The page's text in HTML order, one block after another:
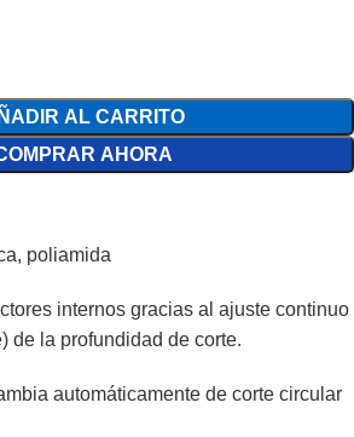
AL CARRITO
AHORA
poliamida
internos gracias al ajuste continuo
de la profundidad de corte.
automáticamente de corte circular